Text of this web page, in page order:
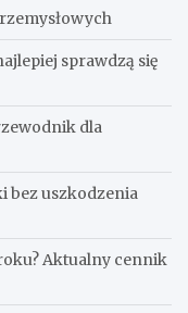
sprawdzą się
dla
bez uszkodzenia
Aktualny cennik